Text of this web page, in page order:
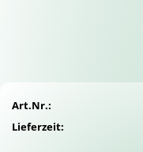
Art.Nr.:
Lieferzeit: